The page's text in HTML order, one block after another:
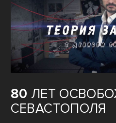
80 ЛЕТ
СЕВАСТОПОЛЯ